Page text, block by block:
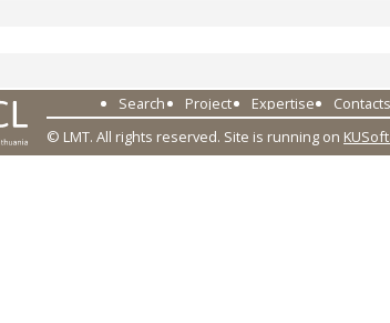
Search Project Expertise
Contacts
© LMT. All rights reserved. Site is running on